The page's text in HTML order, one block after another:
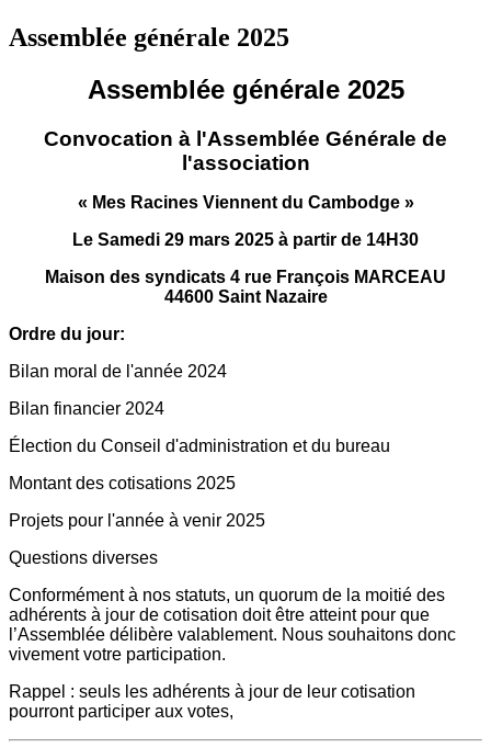
Assemblée générale 2025
Assemblée générale 2025
Convocation à l'Assemblée Générale de
l'association
« Mes Racines Viennent du Cambodge »
Le Samedi 29 mars 2025 à partir de 14H30
Maison des syndicats 4 rue François MARCEAU
44600 Saint Nazaire
Ordre du jour:
Bilan moral de l'année 2024
Bilan financier 2024
Élection du Conseil d'administration et du bureau
Montant des cotisations 2025
Projets pour l'année à venir 2025
Questions diverses
Conformément à nos statuts, un quorum de la moitié des
adhérents à jour de cotisation doit être atteint pour que
l’Assemblée délibère valablement. Nous souhaitons donc
vivement votre participation.
Rappel : seuls les adhérents à jour de leur cotisation
pourront participer aux votes,